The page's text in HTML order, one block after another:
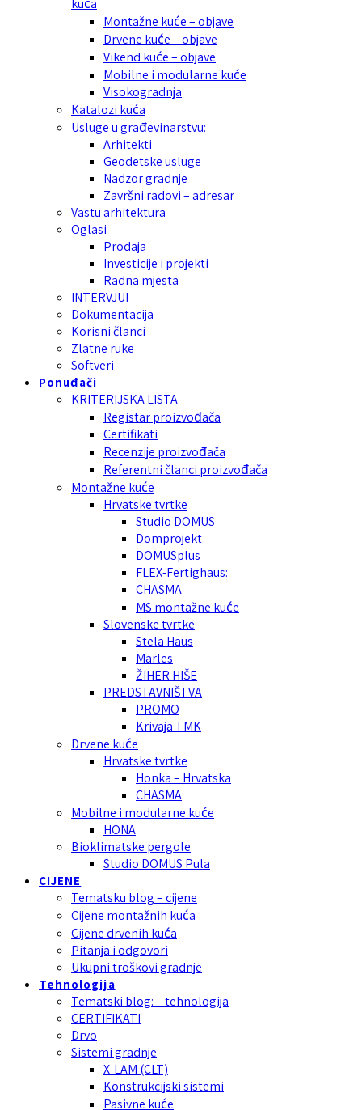
kuća
Montažne kuće – objave
Drvene kuće – objave
Vikend kuće – objave
Mobilne i modularne kuće
Visokogradnja
Katalozi kuća
Usluge u građevinarstvu:
Arhitekti
Geodetske usluge
Nadzor gradnje
Završni radovi – adresar
Vastu arhitektura
Oglasi
Prodaja
Investicije i projekti
Radna mjesta
INTERVJUI
Dokumentacija
Korisni članci
Zlatne ruke
Softveri
Ponuđači
KRITERIJSKA LISTA
Registar proizvođača
Certifikati
Recenzije proizvođača
Referentni članci proizvođača
Montažne kuće
Hrvatske tvrtke
Studio DOMUS
Domprojekt
DOMUSplus
FLEX-Fertighaus:
CHASMA
MS montažne kuće
Slovenske tvrtke
Stela Haus
Marles
ŽIHER HIŠE
PREDSTAVNIŠTVA
PROMO
Krivaja TMK
Drvene kuće
Hrvatske tvrtke
Honka – Hrvatska
CHASMA
Mobilne i modularne kuće
HÖNA
Bioklimatske pergole
Studio DOMUS Pula
CIJENE
Tematsku blog – cijene
Cijene montažnih kuća
Cijene drvenih kuća
Pitanja i odgovori
Ukupni troškovi gradnje
Tehnologija
Tematski blog: – tehnologija
CERTIFIKATI
Drvo
Sistemi gradnje
X-LAM (CLT)
Konstrukcijski sistemi
Pasivne kuće